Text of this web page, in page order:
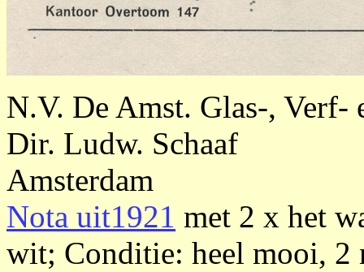
N.V. De Amst. Glas-,
Dir. Ludw. Schaaf
Amsterdam
Nota uit1921 met 2 x het
wit; Conditie: heel mooi, 2